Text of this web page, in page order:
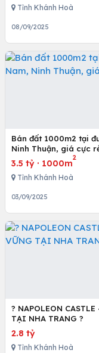
Tỉnh Khánh Hoà
08/09/2025
Bán đất 1000m2 tại
Ninh Thuận, giá cực
3.5 tỷ · 1000m
2
Tỉnh Khánh Hoà
03/09/2025
? NAPOLEON
TẠI NHA TRANG ?
2.8 tỷ
Tỉnh Khánh Hoà